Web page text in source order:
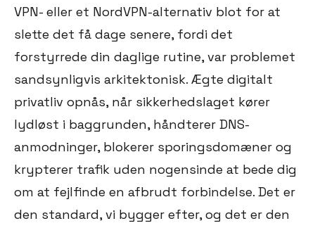
VPN- eller et NordVPN-alternativ blot for at
slette det få dage senere, fordi det
forstyrrede din daglige rutine, var problemet
sandsynligvis arkitektonisk. Ægte digitalt
privatliv opnås, når sikkerhedslaget kører
lydløst i baggrunden, håndterer DNS-
anmodninger, blokerer sporingsdomæner og
krypterer trafik uden nogensinde at bede dig
om at fejlfinde en afbrudt forbindelse. Det er
den standard, vi bygger efter, og det er den